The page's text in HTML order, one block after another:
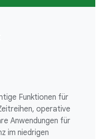
Funktionen für
operative
Anwendungen für
im niedrigen